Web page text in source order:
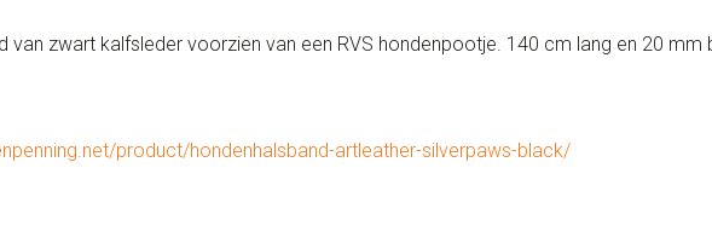
van zwart kalfsleder voorzien van een RVS hondenpootje. 140 cm lang en 20 mm
product/hondenhalsband-artleather-silverpaws-black/